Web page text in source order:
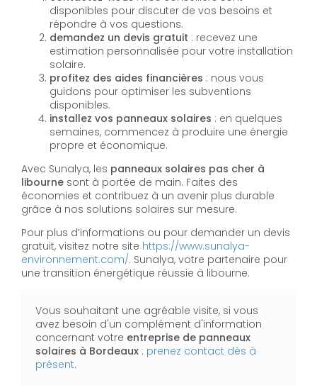
disponibles pour discuter de vos besoins et
répondre à vos questions.
demandez un devis gratuit : recevez une
estimation personnalisée pour votre installation
solaire.
profitez des aides financières : nous vous
guidons pour optimiser les subventions
disponibles.
installez vos panneaux solaires : en quelques
semaines, commencez à produire une énergie
propre et économique.
Avec Sunalya, les panneaux solaires pas cher à
libourne sont à portée de main. Faites des
économies et contribuez à un avenir plus durable
grâce à nos solutions solaires sur mesure.
Pour plus d’informations ou pour demander un devis
gratuit, visitez notre site https://www.sunalya-
environnement.com/. Sunalya, votre partenaire pour
une transition énergétique réussie à libourne.
Vous souhaitant une agréable visite, si vous
avez besoin d'un complément d'information
concernant votre entreprise de panneaux
solaires à Bordeaux : prenez contact dès à
présent.